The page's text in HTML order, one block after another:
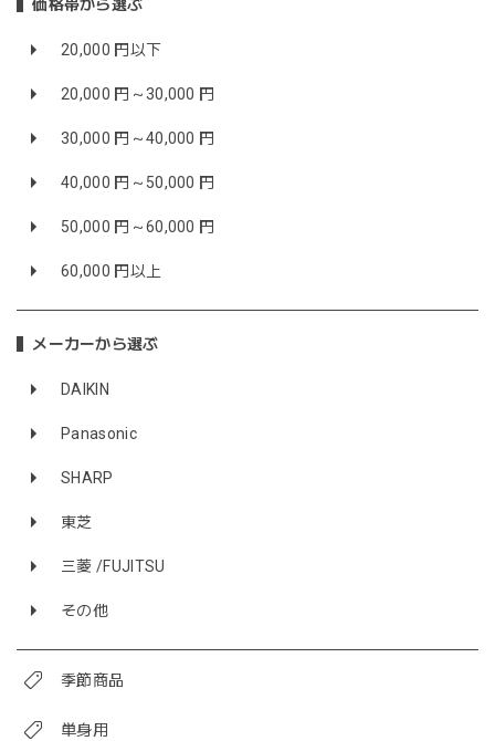
価格帯から選ぶ
20,000 円以下
20,000 円～30,000 円
30,000 円～40,000 円
40,000 円～50,000 円
50,000 円～60,000 円
60,000 円以上
メーカーから選ぶ
DAIKIN
Panasonic
SHARP
東芝
三菱 /FUJITSU
その他
季節商品
単身用